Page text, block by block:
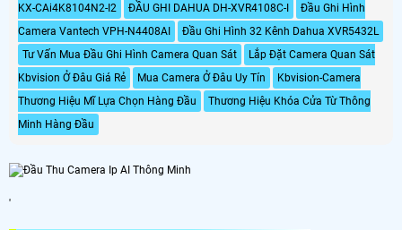
KX-CAi4K8104N2-I2
ĐẦU GHI DAHUA DH-XVR4108C-I
Đầu Ghi Hình
Camera Vantech VPH-N4408AI
Đầu Ghi Hình 32 Kênh Dahua XVR5432L
Tư Vấn Mua Đầu Ghi Hình Camera Quan Sát
Lắp Đặt Camera Quan Sát
Kbvision Ở Đâu Giá Rẻ
Mua Camera Ở Đâu Uy Tín
Kbvision-Camera
Thương Hiệu Mĩ Lựa Chọn Hàng Đầu
Thương Hiệu Khóa Cửa Từ Thông
Minh Hàng Đầu
'